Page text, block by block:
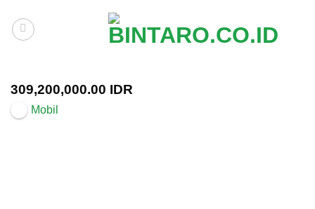
content
309,200,000.00 IDR
Mobil